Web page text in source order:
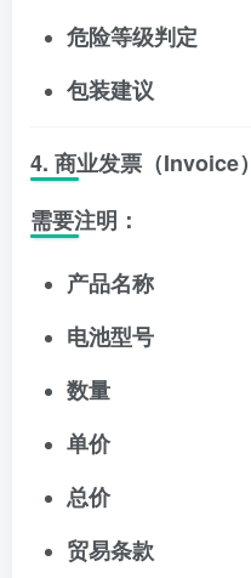
危险等级判定
包装建议
4. 商业发票（Invoice）
需要注明：
产品名称
电池型号
数量
单价
总价
贸易条款